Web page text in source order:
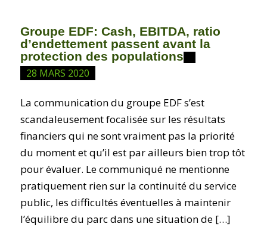
Groupe EDF: Cash, EBITDA, ratio
d’endettement passent avant la
protection des populations
28 MARS 2020
La communication du groupe EDF s’est
scandaleusement focalisée sur les résultats
financiers qui ne sont vraiment pas la priorité
du moment et qu’il est par ailleurs bien trop tôt
pour évaluer. Le communiqué ne mentionne
pratiquement rien sur la continuité du service
public, les difficultés éventuelles à maintenir
l’équilibre du parc dans une situation de […]